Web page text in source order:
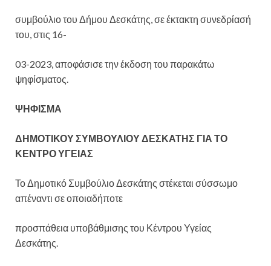
συμβούλιο του Δήμου Δεσκάτης, σε έκτακτη συνεδρίασή
του, στις 16-
03-2023, αποφάσισε την έκδοση του παρακάτω
ψηφίσματος.
ΨΗΦΙΣΜΑ
ΔΗΜΟΤΙΚΟΥ ΣΥΜΒΟΥΛΙΟΥ ΔΕΣΚΑΤΗΣ ΓΙΑ ΤΟ
ΚΕΝΤΡΟ ΥΓΕΙΑΣ
Το Δημοτικό Συμβούλιο Δεσκάτης στέκεται σύσσωμο
απέναντι σε οποιαδήποτε
προσπάθεια υποβάθμισης του Κέντρου Υγείας
Δεσκάτης.